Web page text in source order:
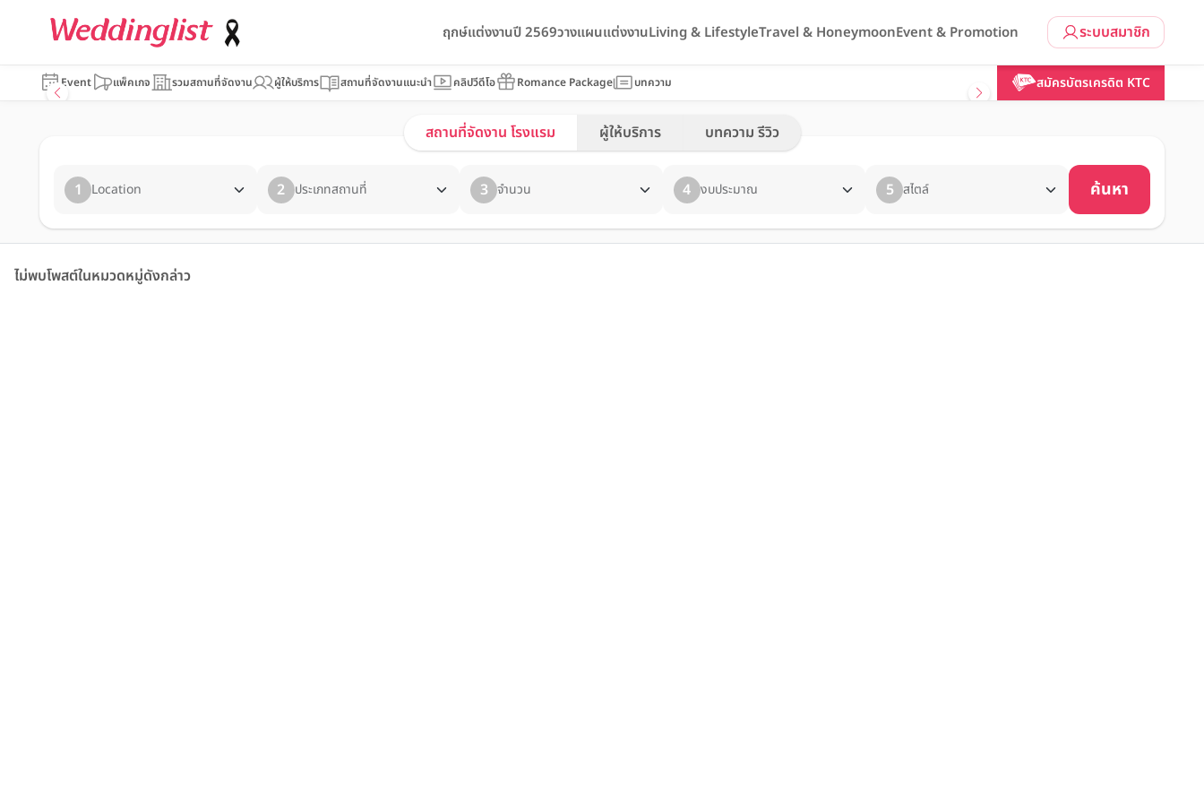
ระบบสมาชิก
ฤกษ์แต่งงานปี 2569วางแผนแต่งงานLiving & LifestyleTravel & HoneymoonEvent & Promotion
Event แพ็คเกจ รวมสถานที่จัดงาน ผู้ให้บริการ สถานที่จัดงานแนะนำ คลิปวีดีโอ Romance Package บทความ สมัครบัตรเครดิต KTC
สถานที่จัดงาน โรงแรม ผู้ให้บริการ บทความ รีวิว
1 Location 2 ประเภทสถานที่ 3 จำนวน 4 งบประมาณ 5 สไตล์ ค้นหา
ไม่พบโพสต์ในหมวดหมู่ดังกล่าว